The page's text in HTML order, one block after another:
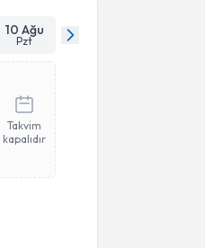
10 Ağu
Pzt
Takvim
kapalıdır